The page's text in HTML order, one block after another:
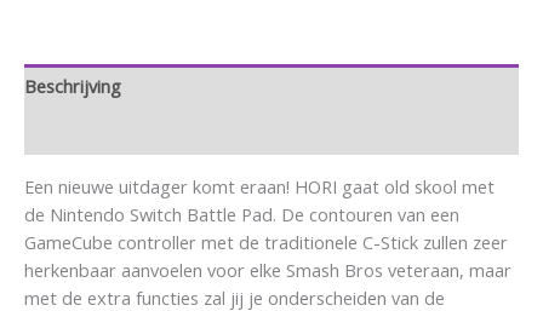
Beschrijving
Een nieuwe uitdager komt eraan! HORI gaat old skool met
de Nintendo Switch Battle Pad. De contouren van een
GameCube controller met de traditionele C-Stick zullen zeer
herkenbaar aanvoelen voor elke Smash Bros veteraan, maar
met de extra functies zal jij je onderscheiden van de